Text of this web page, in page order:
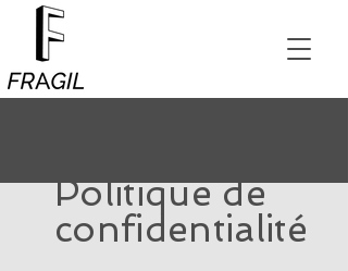
Politique de
confidentialité